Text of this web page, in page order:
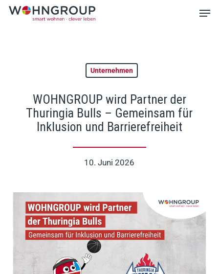
Skip
Unternehmen
WOHNGROUP wird Partner der
Thuringia Bulls – Gemeinsam für
Inklusion und Barrierefreiheit
10. Juni 2026